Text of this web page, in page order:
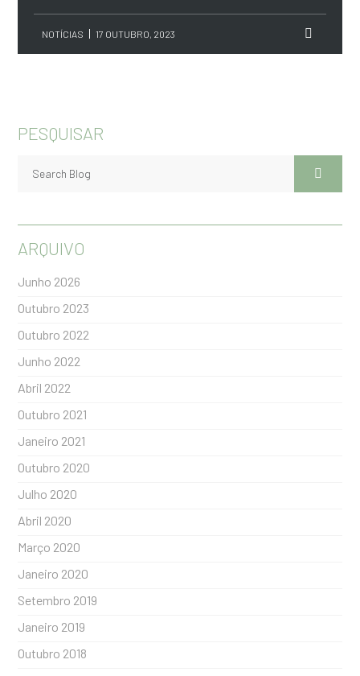
NOTÍCIAS 17 OUTUBRO, 2023
PESQUISAR
ARQUIVO
Junho 2026
Outubro 2023
Outubro 2022
Junho 2022
Abril 2022
Outubro 2021
Janeiro 2021
Outubro 2020
Julho 2020
Abril 2020
Março 2020
Janeiro 2020
Setembro 2019
Janeiro 2019
Outubro 2018